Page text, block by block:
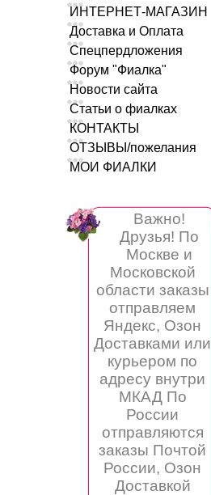
ИНТЕРНЕТ-МАГАЗИН
Доставка и Оплата
Спецпердложения
Форум "Фиалка"
Новости сайта
Статьи о фиалках
КОНТАКТЫ
ОТЗЫВЫ/пожелания
МОИ ФИАЛКИ
Важно!
Друзья! По
Москве и
Московской
области заказы
отправляем
Яндекс, Озон
Доставками или
курьером по
адресу внутри
МКАД По
России
отправляются
заказы Почтой
России, Озон
Доставкой